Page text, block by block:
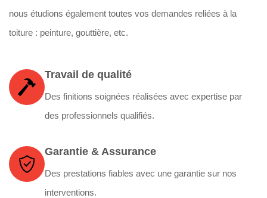
nous étudions également toutes vos demandes reliées à la
toiture : peinture, gouttière, etc.
Travail de qualité
Des finitions soignées réalisées avec expertise par
des professionnels qualifiés.
Garantie & Assurance
Des prestations fiables avec une garantie sur nos
interventions.